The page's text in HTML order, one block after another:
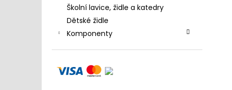
Školní lavice, židle a katedry
Dětské židle
Komponenty